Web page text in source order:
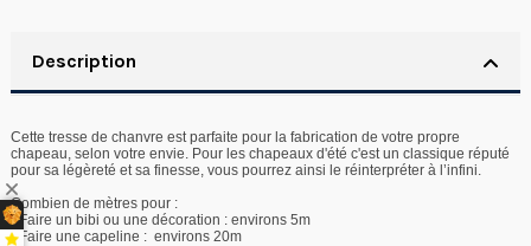
Description
Cette tresse de chanvre est parfaite pour la fabrication de votre propre
chapeau, selon votre envie. Pour les chapeaux d'été c'est un classique réputé
pour sa légèreté et sa finesse, vous pourrez ainsi le réinterpréter à l’infini.
Combien de mètres pour :
- Faire un bibi ou une décoration : environs 5m
- Faire une capeline : environs 20m